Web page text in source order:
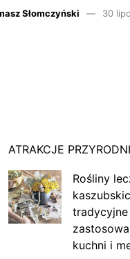
Słomczyński 30
ATRAKCJE
Rośliny
tradycyjne
kuchni i